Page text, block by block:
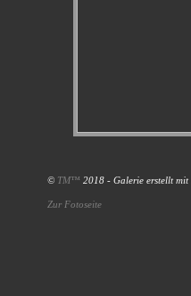
© TM™ 2018 - Galerie erstellt mit
Zur Fotoseite